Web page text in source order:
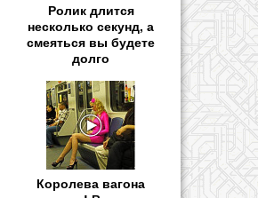
Ролик длится
несколько секунд, а
смеяться вы будете
долго
Королева вагона